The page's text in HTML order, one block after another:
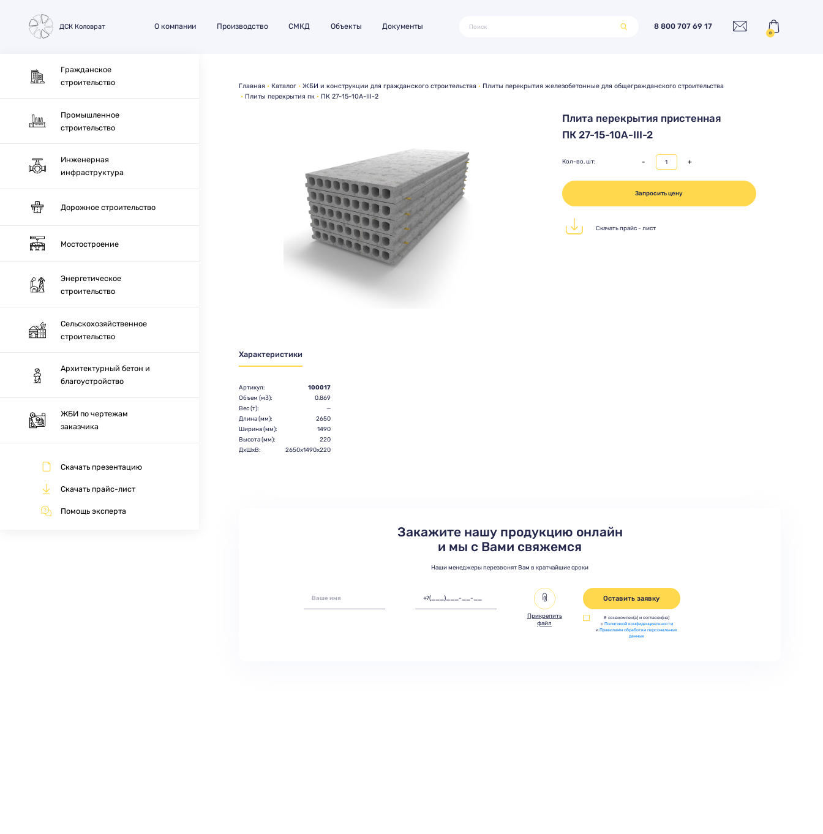
ДСК Коловрат О компании Производство СМКД Объекты Документы 8 800 707 69 17
0
Гражданское
строительство
Промышленное
строительство
Инженерная
инфраструктура
Дорожное строительство
Мостостроение
Энергетическое
строительство
Сельскохозяйственное
строительство
Архитектурный бетон и
благоустройство
ЖБИ по чертежам
заказчика
Скачать презентацию
Скачать прайс-лист
Помощь эксперта
Главная Каталог ЖБИ и конструкции для гражданского строительства
Плиты перекрытия железобетонные для общегражданского строительства
Плиты перекрытия пк
ПК 27-15-10А-III-2
Плита перекрытия пристенная
ПК 27-15-10А-III-2
Кол-во, шт: - +
Запросить цену
Скачать прайс - лист
Характеристики
Артикул:
100017
Объем (м3):
0.869
Вес (т):
—
Длина (мм):
2650
Ширина (мм):
1490
Высота (мм):
220
ДхШхВ:
2650х1490х220
Закажите нашу продукцию онлайн
и мы с Вами свяжемся
Наши менеджеры перезвонят Вам в кратчайшие сроки
Прикрепить
файл
Оставить заявку
Я ознакомлен(а) и согласен(на)
с Политикой конфиденциальности
иПравилами обработки персональных
данных